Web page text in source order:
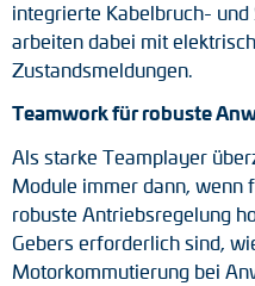
integrierte Kabelbruch-
arbeiten dabei mit
Zustandsmeldungen.
Teamwork für robuste
Als starke Teamplayer
Module immer dann, wenn
robuste Antriebsregelung
Gebers erforderlich sind,
Motorkommutierung bei